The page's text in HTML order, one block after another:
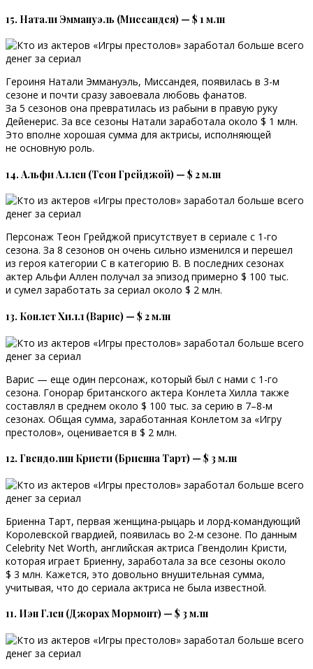
15. Натали Эммануэль (Миссандея) — $ 1 млн
Героиня Натали Эммануэль, Миссандея, появилась в 3-м
сезоне и почти сразу завоевала любовь фанатов.
За 5 сезонов она превратилась из рабыни в правую руку
Дейенерис. За все сезоны Натали заработала около $ 1 млн.
Это вполне хорошая сумма для актрисы, исполняющей
не основную роль.
14. Альфи Аллен (Теон Грейджой) — $ 2 млн
Персонаж Теон Грейджой присутствует в сериале с 1-го
сезона. За 8 сезонов он очень сильно изменился и перешел
из героя категории С в категорию В. В последних сезонах
актер Альфи Аллен получал за эпизод примерно $ 100 тыс.
и сумел заработать за сериал около $ 2 млн.
13. Конлет Хилл (Варис) — $ 2 млн
Варис — еще один персонаж, который был с нами с 1-го
сезона. Гонорар британского актера Конлета Хилла также
составлял в среднем около $ 100 тыс. за серию в 7–8-м
сезонах. Общая сумма, заработанная Конлетом за «Игру
престолов», оценивается в $ 2 млн.
12. Гвендолин Кристи (Бриенна Тарт) — $ 3 млн
Бриенна Тарт, первая женщина-рыцарь и лорд-командующий
Королевской гвардией, появилась во 2-м сезоне. По данным
Celebrity Net Worth, английская актриса Гвендолин Кристи,
которая играет Бриенну, заработала за все сезоны около
$ 3 млн. Кажется, это довольно внушительная сумма,
учитывая, что до сериала актриса не была известной.
11. Иэн Глен (Джорах Мормонт) — $ 3 млн